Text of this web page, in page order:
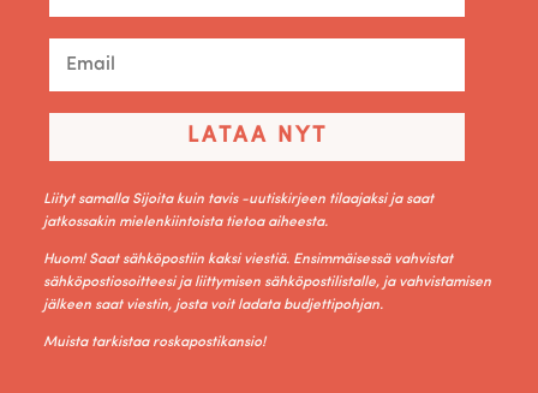
LATAA NYT
Liityt samalla Sijoita kuin tavis -uutiskirjeen tilaajaksi ja saat
jatkossakin mielenkiintoista tietoa aiheesta.
Huom! Saat sähköpostiin kaksi viestiä. Ensimmäisessä vahvistat
sähköpostiosoitteesi ja liittymisen sähköpostilistalle, ja vahvistamisen
jälkeen saat viestin, josta voit ladata budjettipohjan.
Muista tarkistaa roskapostikansio!